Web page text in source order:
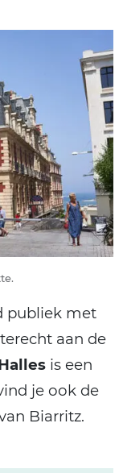
publiek met
aan de
is een
je ook de
Biarritz.